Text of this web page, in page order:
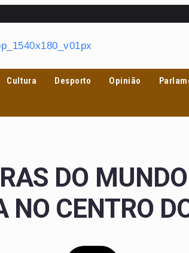
Cultura Desporto Opinião
DO
CENTRO